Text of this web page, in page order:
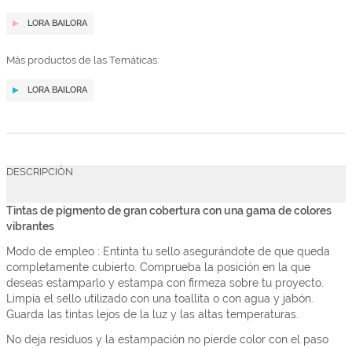
LORA BAILORA
Más productos de las Temáticas:
LORA BAILORA
DESCRIPCIÓN
Tintas de pigmento de gran cobertura con una gama de colores
vibrantes
Modo de empleo : Entinta tu sello asegurándote de que queda
completamente cubierto. Comprueba la posición en la que
deseas estamparlo y estampa con firmeza sobre tu proyecto.
Limpia el sello utilizado con una toallita o con agua y jabón.
Guarda las tintas lejos de la luz y las altas temperaturas.
No deja residuos y la estampación no pierde color con el paso